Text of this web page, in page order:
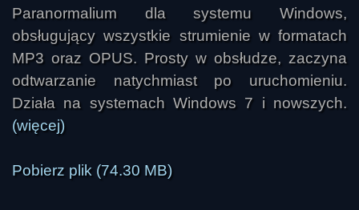
Paranormalium dla systemu Windows,
obsługujący wszystkie strumienie w formatach
MP3 oraz OPUS. Prosty w obsłudze, zaczyna
odtwarzanie natychmiast po uruchomieniu.
Działa na systemach Windows 7 i nowszych.
(więcej)
Pobierz plik (74.30 MB)